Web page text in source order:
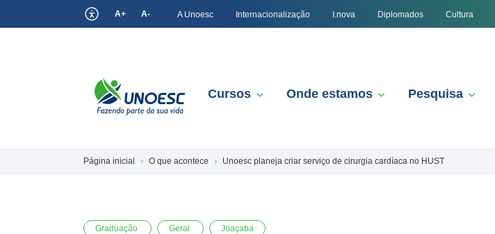
A+ A- A Unoesc Internacionalização I.nova Diplomados Cultura
Cursos Onde estamos Pesquisa
Página inicial O que acontece Unoesc planeja criar serviço de cirurgia cardíaca no HUST
Graduação Geral Joaçaba